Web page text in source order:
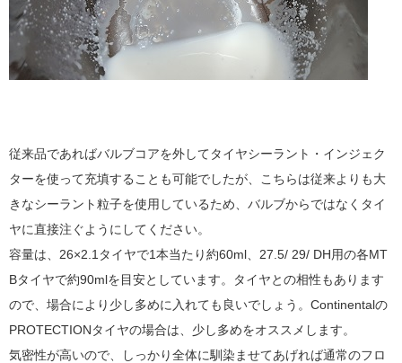
従来品であればバルブコアを外してタイヤシーラント・インジェク
ターを使って充填することも可能でしたが、こちらは従来よりも大
きなシーラント粒子を使用しているため、バルブからではなくタイ
ヤに直接注ぐようにしてください。
容量は、26×2.1タイヤで1本当たり約60ml、27.5/ 29/ DH用の各MT
Bタイヤで約90mlを目安としています。タイヤとの相性もあります
ので、場合により少し多めに入れても良いでしょう。Continentalの
PROTECTIONタイヤの場合は、少し多めをオススメします。
気密性が高いので、しっかり全体に馴染ませてあげれば通常のフロ